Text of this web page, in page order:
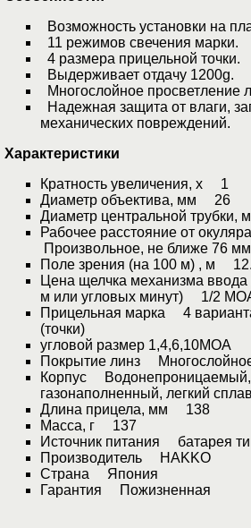
Возможность установки на
11 режимов свечения марки.
4 размера прицельной точки.
Выдерживает отдачу 1200g.
Многослойное просветление
Надежная защита от влаги,
механических повреждений.
Характеристики
Кратность увеличения, х 1
Диаметр объектива, мм 26
Диаметр центральной
Рабочее расстояние от
Произвольное, не ближе 76 мм
Поле зрения (на 100 м) , м
Цена щелчка механизма
м или угловых минут) 1/2
Прицельная марка 4
(точки)
угловой размер 1,4,6,10МОА
Покрытие линз
Корпус
газонаполненный, легкий сплав
Длина прицела, мм 138
Масса, г 137
Источник питания батарея
Производитель HAKKO
Страна Япония
Гарантия Пожизненная